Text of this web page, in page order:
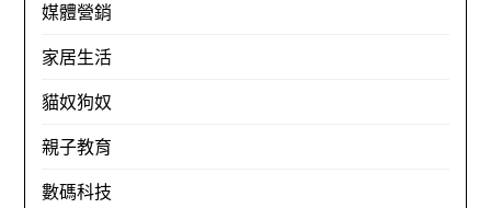
媒體營銷
家居生活
貓奴狗奴
親子教育
數碼科技